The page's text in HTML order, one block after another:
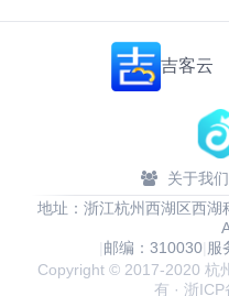
吉客云
关于我们
地址：浙江杭州西湖区西湖
邮编：310030| 服
Copyright © 2017-2020 杭
有 · 浙